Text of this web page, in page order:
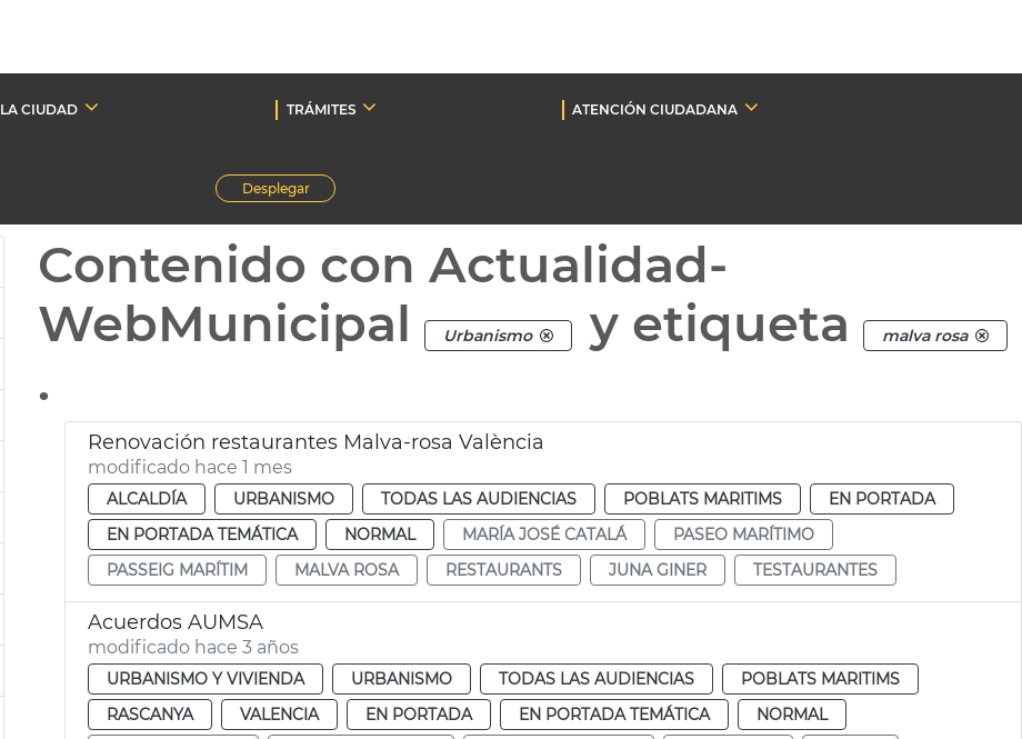
LA CIUDAD TRÁMITES
ATENCIÓN CIUDADANA
Desplegar
Contenido con Actualidad-
WebMunicipal
Urbanismo y etiqueta malva rosa
.
Renovación restaurantes Malva-rosa València
modificado hace 1 mes
ALCALDÍA URBANISMO TODAS LAS AUDIENCIAS POBLATS MARITIMS
EN PORTADA
EN PORTADA TEMÁTICA
NORMAL MARÍA JOSÉ CATALÁ
PASEO MARÍTIMO
PASSEIG MARÍTIM
MALVA ROSA RESTAURANTS JUNA GINER TESTAURANTES
Acuerdos AUMSA
modificado hace 3 años
URBANISMO Y VIVIENDA URBANISMO TODAS LAS AUDIENCIAS
POBLATS MARITIMS
RASCANYA
VALENCIA EN PORTADA EN PORTADA TEMÁTICA
NORMAL